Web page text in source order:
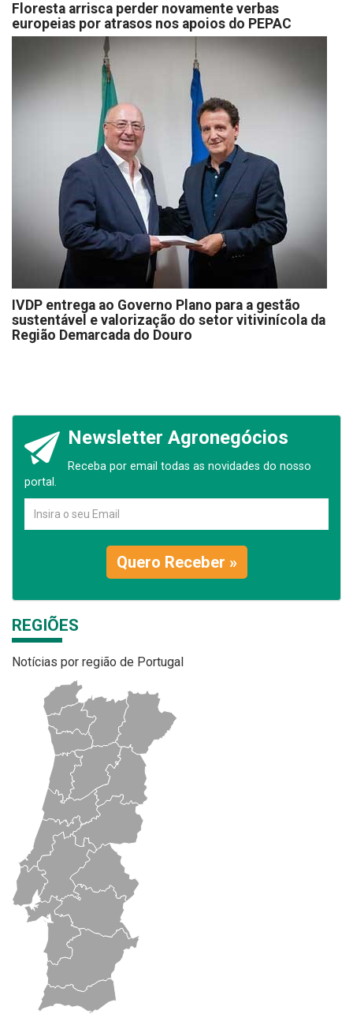
Floresta arrisca perder novamente verbas
europeias por atrasos nos apoios do PEPAC
IVDP entrega ao Governo Plano para a gestão
sustentável e valorização do setor vitivinícola da
Região Demarcada do Douro
Newsletter Agronegócios
Receba por email todas as novidades do nosso
portal.
Quero Receber »
REGIÕES
Notícias por região de Portugal